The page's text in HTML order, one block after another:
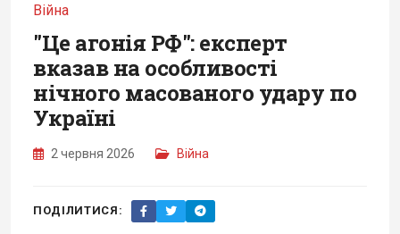
Війна
"Це агонія РФ": експерт
вказав на особливості
нічного масованого удару по
Україні
2 червня 2026 Війна
ПОДІЛИТИСЯ: